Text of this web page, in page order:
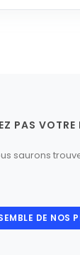
PAS VOTRE
saurons
DE NOS